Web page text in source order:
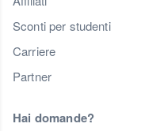
Sconti per studenti
Carriere
Partner
Hai domande?